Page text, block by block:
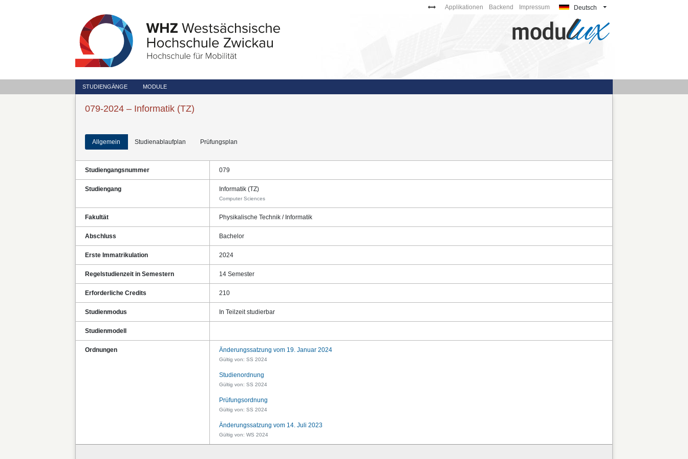
Deutsch
Applikationen Backend Impressum
STUDIENGÄNGE MODULE
079-2024 – Informatik (TZ)
Allgemein Studienablaufplan Prüfungsplan
Studiengangsnummer 079
Studiengang Informatik (TZ)
Computer Sciences
Fakultät Physikalische Technik / Informatik
Abschluss Bachelor
Erste Immatrikulation 2024
Regelstudienzeit in Semestern 14 Semester
Erforderliche Credits 210
Studienmodus In Teilzeit studierbar
Studienmodell
Ordnungen Änderungssatzung vom 19. Januar 2024
Gültig von: SS 2024
Studienordnung
Gültig von: SS 2024
Prüfungsordnung
Gültig von: SS 2024
Änderungssatzung vom 14. Juli 2023
Gültig von: WS 2024